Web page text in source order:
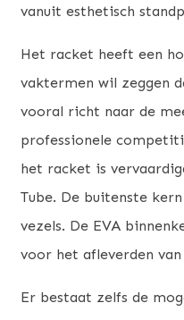
vanuit esthetisch
Het racket heeft een
vaktermen wil zeggen
vooral richt naar de
professionele
het racket is
Tube. De buitenste
vezels. De EVA
voor het afleverden
Er bestaat zelfs de